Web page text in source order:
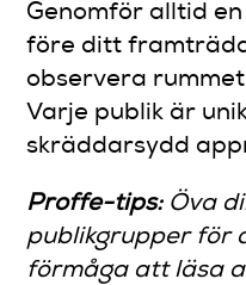
Genomför alltid en
före ditt
observera
Varje publik är
skräddarsydd
Proffe-tips: Öva
publikgrupper för
förmåga att läsa